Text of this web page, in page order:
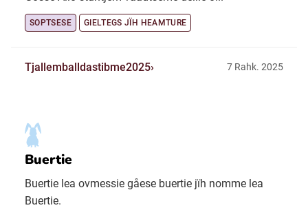
SOPTSESE GIELTEGS JÏH HEAMTURE
Tjallemballdastibme2025 7 Rahk. 2025
Buertie
Buertie lea ovmessie gåese buertie jïh nomme lea
Buertie.